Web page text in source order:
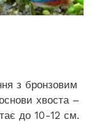
з бронзовим
хвоста –
до 10-12 см.